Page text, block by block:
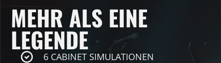
MEHR ALS EINE
LEGENDE
6 CABINET SIMULATIONEN